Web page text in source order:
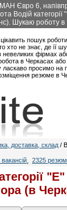
МАН Євро 6,
Водій
Шукаю роботу в
пошук
хто не знає, де її
невеликих фірмах
в Черкасах або
ласкаво просимо на
резюме в
доставка, склад /
, 2325
(в